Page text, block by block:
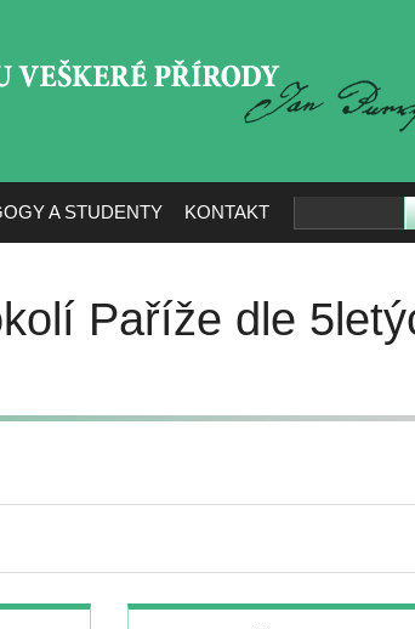
A STUDENTY KONTAKT
Paříže dle